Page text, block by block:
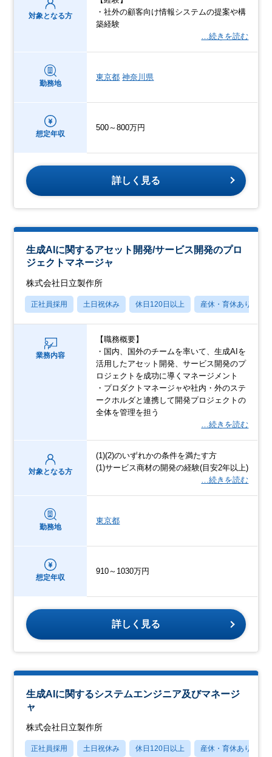
対象となる方
・社外の顧客向け情報システムの提案や構
築経験
…続きを読む
勤務地
東京都 神奈川県
想定年収
500～800万円
詳しく見る
生成AIに関するアセット開発/サービス開発のプロ
ジェクトマネージャ
株式会社日立製作所
正社員採用 土日祝休み 休日120日以上 産休・育休あり
業務内容
【職務概要】
・国内、国外のチームを率いて、生成AIを
活用したアセット開発、サービス開発のプ
ロジェクトを成功に導くマネージメント
・プロダクトマネージャや社内・外のステ
ークホルダと連携して開発プロジェクトの
全体を管理を担う
…続きを読む
対象となる方
(1)(2)のいずれかの条件を満たす方
(1)サービス商材の開発の経験(目安2年以上)
…続きを読む
勤務地
東京都
想定年収
910～1030万円
詳しく見る
生成AIに関するシステムエンジニア及びマネージ
ャ
株式会社日立製作所
正社員採用 土日祝休み 休日120日以上 産休・育休あり